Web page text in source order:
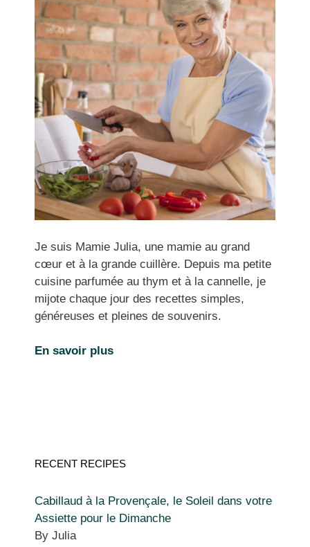
Je suis Mamie Julia, une mamie au grand
cœur et à la grande cuillère. Depuis ma petite
cuisine parfumée au thym et à la cannelle, je
mijote chaque jour des recettes simples,
généreuses et pleines de souvenirs.
En savoir plus
RECENT RECIPES
Cabillaud à la Provençale, le Soleil dans votre
Assiette pour le Dimanche
By Julia